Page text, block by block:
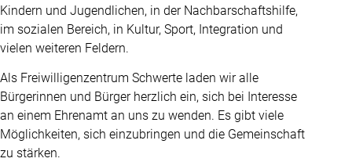
Kindern und Jugendlichen, in der Nachbarschaftshilfe,
im sozialen Bereich, in Kultur, Sport, Integration und
vielen weiteren Feldern.
Als Freiwilligenzentrum Schwerte laden wir alle
Bürgerinnen und Bürger herzlich ein, sich bei Interesse
an einem Ehrenamt an uns zu wenden. Es gibt viele
Möglichkeiten, sich einzubringen und die Gemeinschaft
zu stärken.